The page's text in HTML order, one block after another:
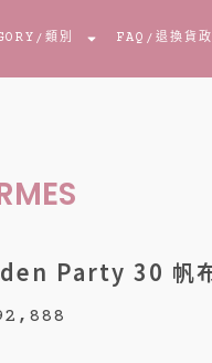
/類別 FAQ /退換貨
Party 30 帆